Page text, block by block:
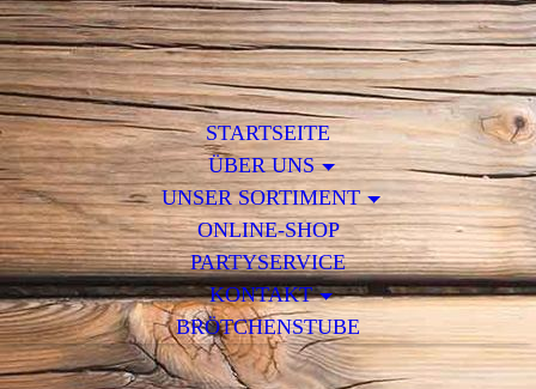
STARTSEITE
ÜBER UNS
UNSER SORTIMENT
ONLINE-SHOP
PARTYSERVICE
KONTAKT
BRÖTCHENSTUBE